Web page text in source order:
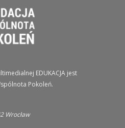
EDUKACJA jest
Pokoleń.
Wrocław